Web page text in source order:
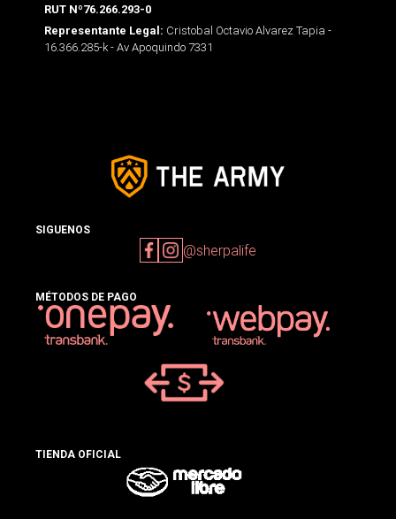
RUT Nº76.266.293-0
Representante Legal: Cristobal Octavio Alvarez Tapia -
16.366.285-k - Av Apoquindo 7331
SIGUENOS
@sherpalife
MÉTODOS DE PAGO
TIENDA OFICIAL